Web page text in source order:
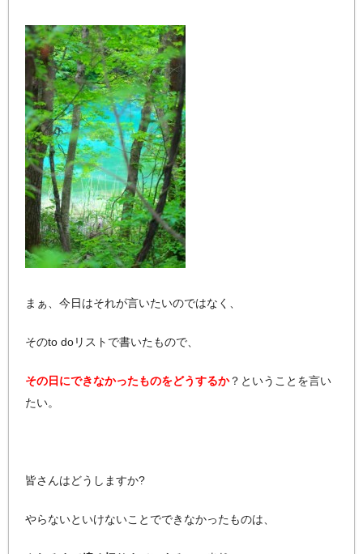
まぁ、今日はそれが言いたいのではなく、
そのto doリストで書いたもので、
その日にできなかったものをどうするか？ということを言い
たい。
皆さんはどうしますか?
やらないといけないことでできなかったものは、